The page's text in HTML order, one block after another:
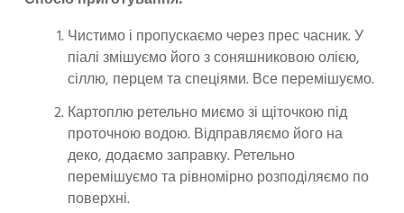
Чистимо і пропускаємо через прес часник. У
піалі змішуємо його з соняшниковою олією,
сіллю, перцем та спеціями. Все перемішуємо.
Картоплю ретельно миємо зі щіточкою під
проточною водою. Відправляємо його на
деко, додаємо заправку. Ретельно
перемішуємо та рівномірно розподіляємо по
поверхні.